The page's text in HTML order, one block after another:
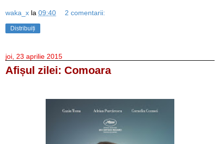
waka_x la 09:40 2 comentarii:
Distribuiți
joi, 23 aprilie 2015
Afișul zilei: Comoara